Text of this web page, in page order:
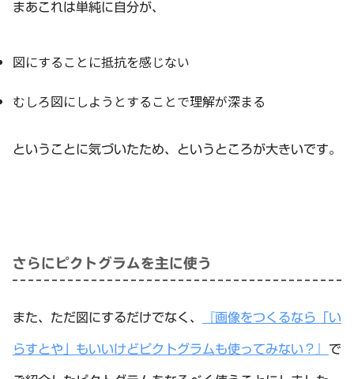
まあこれは単純に自分が、
図にすることに抵抗を感じない
むしろ図にしようとすることで理解が深まる
ということに気づいたため、というところが大きいです。
さらにピクトグラムを主に使う
また、ただ図にするだけでなく、 『画像をつくるなら「い
らすとや」もいいけどピクトグラムも使ってみない？』 で